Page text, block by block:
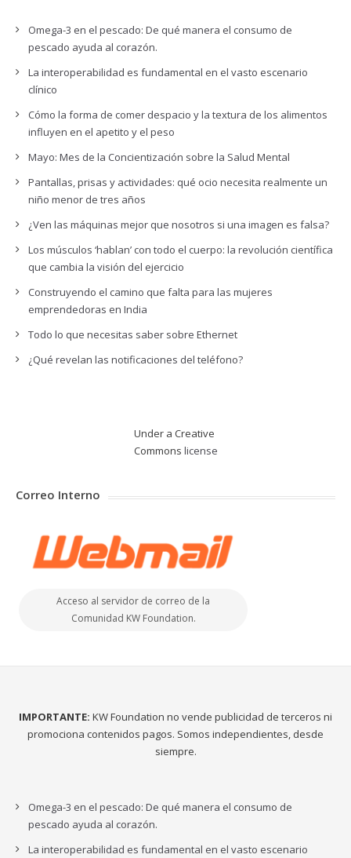
Omega-3 en el pescado: De qué manera el consumo de
pescado ayuda al corazón.
La interoperabilidad es fundamental en el vasto escenario
clínico
Cómo la forma de comer despacio y la textura de los alimentos
influyen en el apetito y el peso
Mayo: Mes de la Concientización sobre la Salud Mental
Pantallas, prisas y actividades: qué ocio necesita realmente un
niño menor de tres años
¿Ven las máquinas mejor que nosotros si una imagen es falsa?
Los músculos ‘hablan’ con todo el cuerpo: la revolución científica
que cambia la visión del ejercicio
Construyendo el camino que falta para las mujeres
emprendedoras en India
Todo lo que necesitas saber sobre Ethernet
¿Qué revelan las notificaciones del teléfono?
Under a Creative
Commons license
Correo Interno
Acceso al servidor de correo de la
Comunidad KW Foundation.
IMPORTANTE: KW Foundation no vende publicidad de terceros ni
promociona contenidos pagos. Somos independientes, desde
siempre.
Omega-3 en el pescado: De qué manera el consumo de
pescado ayuda al corazón.
La interoperabilidad es fundamental en el vasto escenario